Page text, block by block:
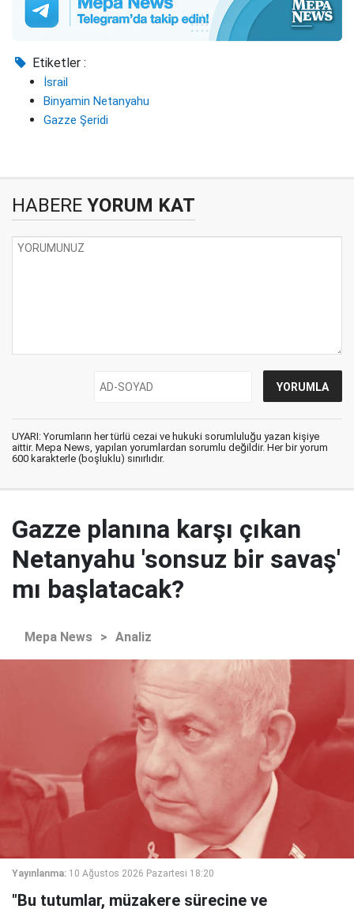
Etiketler :
İsrail
Binyamin Netanyahu
Gazze Şeridi
HABERE YORUM KAT
UYARI: Yorumların her türlü cezai ve hukuki sorumluluğu yazan kişiye
aittir. Mepa News, yapılan yorumlardan sorumlu değildir. Her bir yorum
600 karakterle (boşluklu) sınırlıdır.
Gazze planına karşı çıkan
Netanyahu 'sonsuz bir savaş'
mı başlatacak?
Mepa News > Analiz
Yayınlanma: 10 Ağustos 2026 Pazartesi 18:20
"Bu tutumlar, müzakere sürecine ve